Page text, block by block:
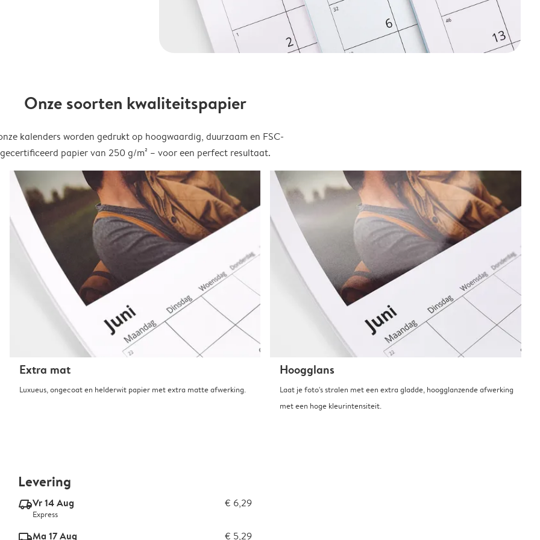
Onze soorten kwaliteitspapier
kalenders worden gedrukt op hoogwaardig, duurzaam en FSC-
gecertificeerd papier van 250 g/m² – voor een perfect resultaat.
Extra mat
Luxueus, ongecoat en helderwit papier met extra matte afwerking.
Hoogglans
Laat je foto's stralen met een extra gladde, hoogglanzende afwerking
met een hoge kleurintensiteit.
Levering
delivery_express_v2Vr 14 Aug € 6,29
Express
Ma 17 Aug € 5,29